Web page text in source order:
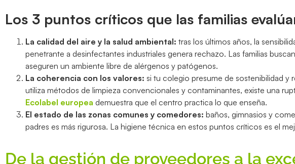
Los 3 puntos críticos que las familias
La calidad del aire y la salud ambiental: tras los últimos años, la
penetrante a desinfectantes industriales genera rechazo. Las familias
aseguren un ambiente libre de alérgenos y patógenos.
La coherencia con los valores: si tu colegio presume de sostenibilidad
utiliza métodos de limpieza convencionales y contaminantes, existe una
Ecolabel europea demuestra que el centro practica lo que enseña.
El estado de las zonas comunes y comedores: baños, gimnasios y
padres es más rigurosa. La higiene técnica en estos puntos críticos es el
De la gestión de proveedores a la